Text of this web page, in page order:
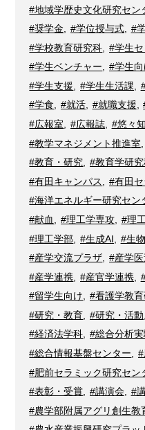
#地域学歴史文化研究セン
#奨学金
#学位授与式, #
#学校教育研究科
#学生
#学生ベンチャー
#学生向
#学生支援
#学生生活課
#学食, #就活, #就職支援,
#広報室
#広報誌, #悠々
#教学マネジメント推進室
#教育・研究
#教育学研
#有田キャンパス
#有田
#海洋エネルギー研究セン
#献血
#理工学専攻, #理
#理工学部
#生成AI #生
#産学交流プラザ
#産学
#産学連携
#産官学連携,
#留学生向け, #看護学教
#研究・教育
#研究・活動
#経済法学科, #総合分析
#総合情報基盤センター
#肥前セラミック研究セン
#表彰・受賞, #講演会, #
#農学部附属アグリ創生教